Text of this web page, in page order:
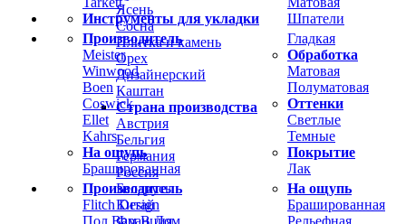
Инструменты для укладки
Шпатели
Производитель
Meister
Winwood
Boen
Coswick
Ellet
Kahrs
На ощупь
Брашированная
Гладкая
Обработка
Матовая
Полуматовая
Оттенки
Светлые
Темные
Покрытие
Лак
Производитель
Flitch Design
Пол Вам В Дом
На ощупь
Брашированная
Рельефная
Ясень
Сосна
Плитка и камень
Орех
Дизайнерский
Каштан
Страна производства
Австрия
Бельгия
Германия
Россия
Беларусь
Китай